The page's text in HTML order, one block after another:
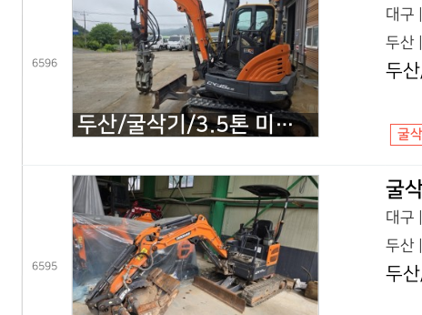
6596
두산/굴삭기/3.5톤 미니굴삭기/DX35Z 회전집게/2019년식
대구
두산
두
굴삭
6595
굴
대구
두산
두